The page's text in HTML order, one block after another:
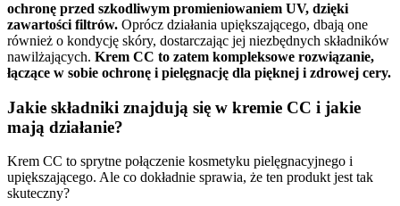
ochronę przed szkodliwym promieniowaniem UV, dzięki
zawartości filtrów. Oprócz działania upiększającego, dbają one
również o kondycję skóry, dostarczając jej niezbędnych składników
nawilżających. Krem CC to zatem kompleksowe rozwiązanie,
łączące w sobie ochronę i pielęgnację dla pięknej i zdrowej cery.
Jakie składniki znajdują się w kremie CC i jakie
mają działanie?
Krem CC to sprytne połączenie kosmetyku pielęgnacyjnego i
upiększającego. Ale co dokładnie sprawia, że ten produkt jest tak
skuteczny?